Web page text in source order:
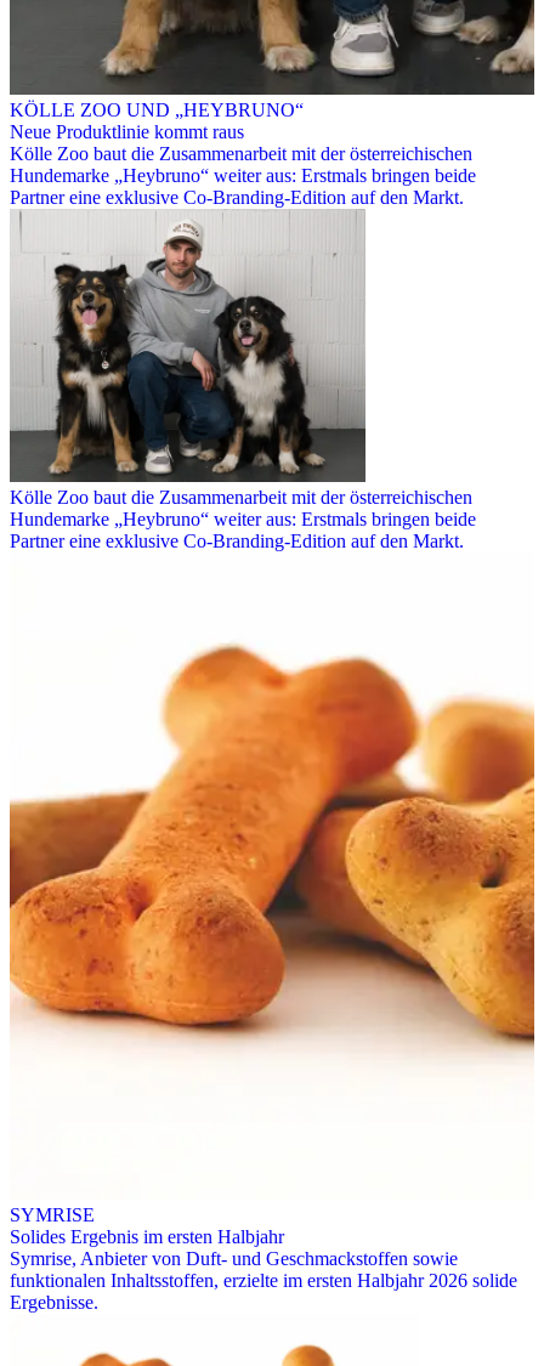
KÖLLE ZOO UND „HEYBRUNO“
Neue Produktlinie kommt raus
Kölle Zoo baut die Zusammenarbeit mit der österreichischen
Hundemarke „Heybruno“ weiter aus: Erstmals bringen beide
Partner eine exklusive Co-Branding-Edition auf den Markt.
Kölle Zoo baut die Zusammenarbeit mit der österreichischen
Hundemarke „Heybruno“ weiter aus: Erstmals bringen beide
Partner eine exklusive Co-Branding-Edition auf den Markt.
SYMRISE
Solides Ergebnis im ersten Halbjahr
Symrise, Anbieter von Duft- und Geschmackstoffen sowie
funktionalen Inhaltsstoffen, erzielte im ersten Halbjahr 2026 solide
Ergebnisse.